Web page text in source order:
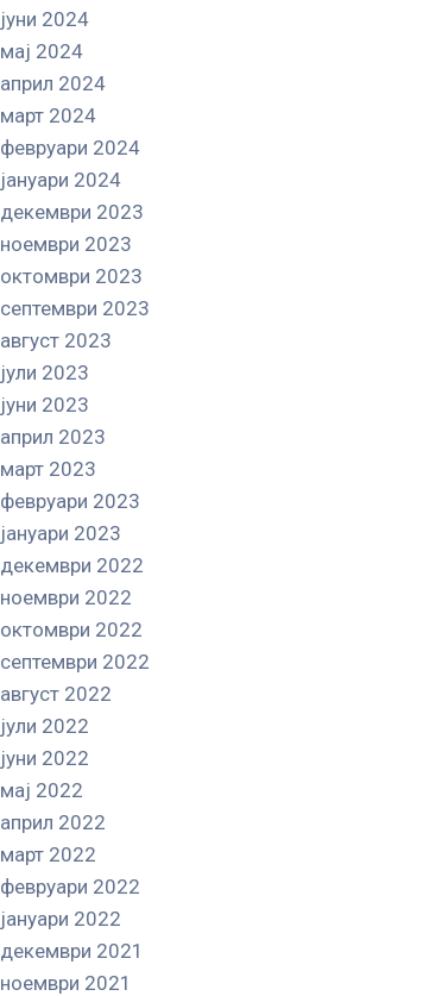
јуни 2024
мај 2024
април 2024
март 2024
февруари 2024
јануари 2024
декември 2023
ноември 2023
октомври 2023
септември 2023
август 2023
јули 2023
јуни 2023
април 2023
март 2023
февруари 2023
јануари 2023
декември 2022
ноември 2022
октомври 2022
септември 2022
август 2022
јули 2022
јуни 2022
мај 2022
април 2022
март 2022
февруари 2022
јануари 2022
декември 2021
ноември 2021